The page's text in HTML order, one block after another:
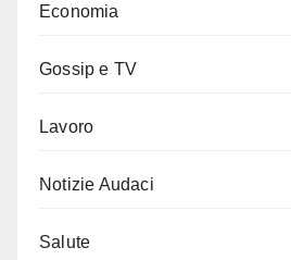
Economia
Gossip e TV
Lavoro
Notizie Audaci
Salute